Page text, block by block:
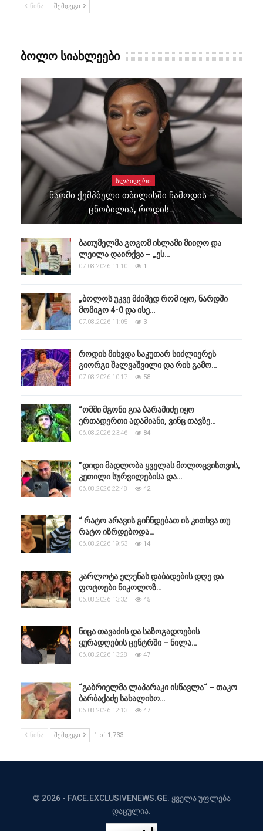
ᲬᲘᲜᲐ ᲨᲔᲛᲓᲔᲒᲘ
Ბოლო Სიახლეები
ᲡᲚᲐᲘᲓᲔᲠᲘ
Ნაომი Ქემპბელი Თბილისში Ჩამოდის –
Ცნობილია, Როდის…
ბათუმელმა გოგომ ისლამი მიიღო და
ლეილა დაირქვა – „ეს…
07.08.2026 11:10 1
„ბოლოს უკვე მძიმედ რომ იყო, ნარდში
მომიგო 4-0 და ისე…
07.08.2026 11:05 3
როდის მიხვდა საკუთარ სიძლიერეს
გიორგი შალვაშვილი და რის გამო…
07.08.2026 10:17 58
“ომში მგონი გია ბარამიძე იყო
ერთადერთი ადამიანი, ვინც თავზე…
06.08.2026 23:46 84
”დიდი მადლობა ყველას მოლოცვისთვის,
კეთილი სურვილებისა და…
06.08.2026 22:48 42
“ რატო არავის გიჩნდებათ ის კითხვა თუ
რატო იზრდებოდა…
06.08.2026 19:53 14
კარლოტა ელენას დაბადების დღე და
ფოტოები ნიკოლოზ…
06.08.2026 13:32 45
ნიცა თავაძის და საზოგადოების
ყურადღების ცენტრში – ნილა…
06.08.2026 13:28 47
“გაბრიელმა ლაპარაკი ისწავლა“ – თაკო
ბარბაქაძე სახალისო…
06.08.2026 12:13 47
ᲬᲘᲜᲐ ᲨᲔᲛᲓᲔᲒᲘ 1 of 1,733
© 2026 - FACE.EXCLUSIVENEWS.GE. ყველა უფლება
დაცულია.